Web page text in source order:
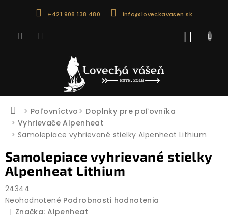
+421 908 138 480 info@loveckavasen.sk
Domov
Poľovníctvo
Doplnky pre poľovníka
Vyhrievače Alpenheat
Samolepiace vyhrievané stielky Alpenheat Lithium
Samolepiace vyhrievané stielky
Alpenheat Lithium
24344
Priemerné
hodnotenie
Neohodnotené Podrobnosti hodnotenia
Značka:Alpenheat